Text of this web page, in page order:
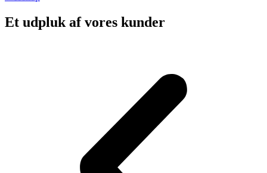
Et udpluk af vores kunder